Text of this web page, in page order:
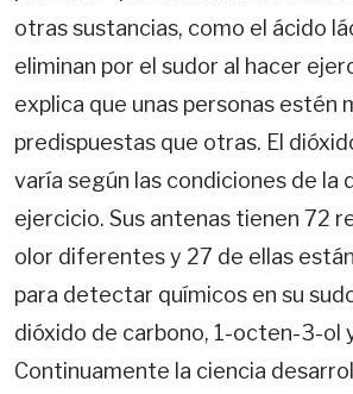
otras sustancias, como el ácido
eliminan por el sudor al hacer
explica que unas personas estén
predispuestas que otras. El
varía según las condiciones de la
ejercicio. Sus antenas tienen 72
olor diferentes y 27 de ellas
para detectar químicos en su
dióxido de carbono, 1-octen-3-ol
Continuamente la ciencia